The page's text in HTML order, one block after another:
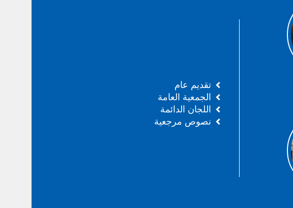
تقديم عام
الجمعية العامة
اللجان الدائمة
نصوص مرجعية